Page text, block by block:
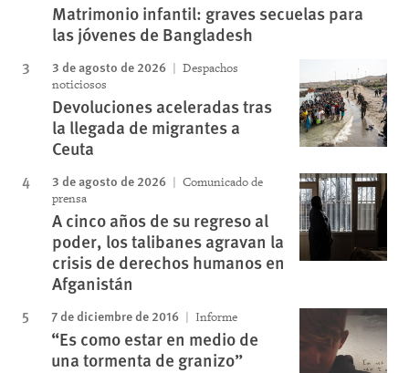
Matrimonio infantil: graves secuelas para
las jóvenes de Bangladesh
3 de agosto de 2026
Despachos
noticiosos
Devoluciones aceleradas tras
la llegada de migrantes a
Ceuta
3 de agosto de 2026
Comunicado de
prensa
A cinco años de su regreso al
poder, los talibanes agravan la
crisis de derechos humanos en
Afganistán
7 de diciembre de 2016 Informe
“Es como estar en medio de
una tormenta de granizo”